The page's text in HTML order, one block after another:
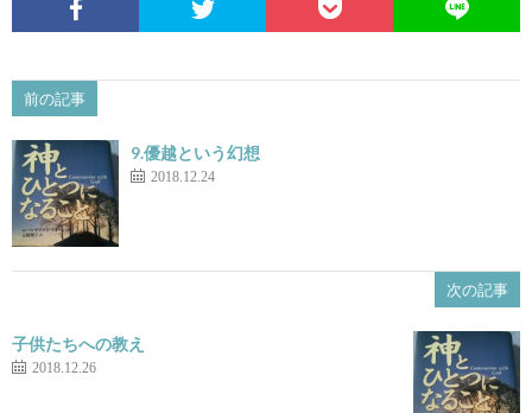
前の記事
9.優越という幻想
2018.12.24
次の記事
子供たちへの教え
2018.12.26